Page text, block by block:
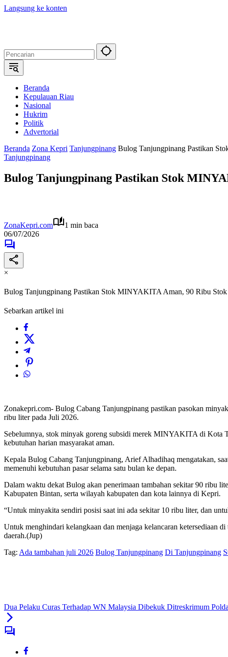
Langsung ke konten
Beranda
Kepulauan Riau
Nasional
Hukrim
Politik
Advertorial
Beranda Zona Kepri Tanjungpinang Bulog Tanjungpinang Pastikan
Tanjungpinang
Bulog Tanjungpinang Pastikan Stok
ZonaKepri.com
1 min baca
06/07/2026
×
Bulog Tanjungpinang Pastikan Stok MINYAKITA Aman, 90 Ribu Stok
Sebarkan artikel ini
Zonakepri.com- Bulog Cabang Tanjungpinang pastikan pasokan
ribu liter pada Juli 2026.
Sebelumnya, stok minyak goreng subsidi merek MINYAKITA di Kota
kebutuhan harian masyarakat aman.
Kepala Bulog Cabang Tanjungpinang, Arief Alhadihaq mengatakan,
memenuhi kebutuhan pasar selama satu bulan ke depan.
Dalam waktu dekat Bulog akan penerimaan tambahan sekitar 90 ribu
Kabupaten Bintan, serta wilayah kabupaten dan kota lainnya di Kepri.
“Untuk minyakita sendiri posisi saat ini ada sekitar 10 ribu liter, dan
Untuk menghindari kelangkaan dan menjaga kelancaran ketersediaan
daerah.(Jup)
Tag: Ada tambahan juli 2026 Bulog Tanjungpinang Di Tanjungpinang
Dua Pelaku Curas Terhadap WN Malaysia Dibekuk Ditreskrimum